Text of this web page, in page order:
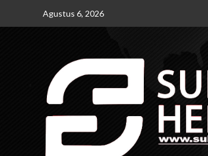
Agustus 6, 2026